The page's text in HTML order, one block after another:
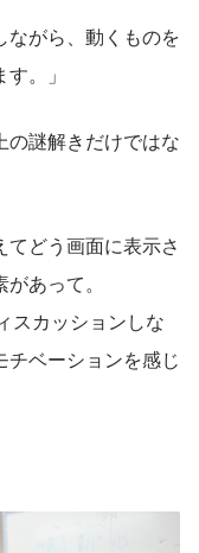
ながら、動くものを
。」
の謎解きだけではな
どう画面に表示さ
あって。
スカッションしな
ベーションを感じ